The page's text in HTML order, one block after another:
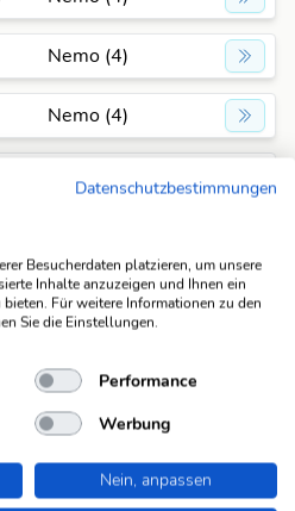
Nemo (4)
Nemo (4)
Nemo (4)
Nemo (4)
Nemo (4)
Nemo (4)
Datenschutzbestimmungen
Besucherdaten platzieren, um unsere
Inhalte anzuzeigen und Ihnen ein
Für weitere Informationen zu den
Sie die Einstellungen.
Performance
Werbung
Nein, anpassen